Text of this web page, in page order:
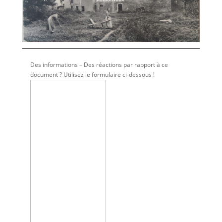
Des informations – Des réactions par rapport à ce
document ? Utilisez le formulaire ci-dessous !